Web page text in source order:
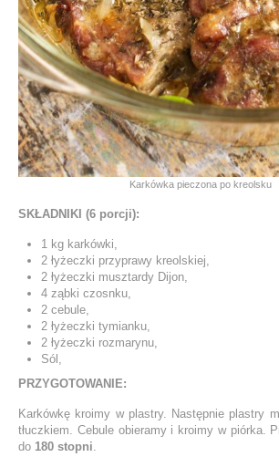
Karkówka pieczona po kreolsku
SKŁADNIKI (6 porcji):
1 kg karkówki,
2 łyżeczki przyprawy kreolskiej,
2 łyżeczki musztardy Dijon,
4 ząbki czosnku,
2 cebule,
2 łyżeczki tymianku,
2 łyżeczki rozmarynu,
Sól,
PRZYGOTOWANIE:
Karkówkę kroimy w plastry. Następnie plastry
tłuczkiem. Cebule obieramy i kroimy w piórka.
do 180 stopni